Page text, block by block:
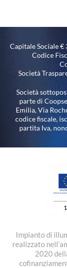
Capitale Sociale €
Codice
Società
Società
parte di
Emilia, Via
codice fiscale,
partita Iva,
Impianto di
realizzato
2020